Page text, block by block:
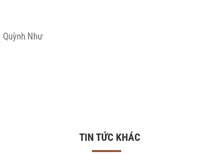
Quỳnh Như
TIN TỨC KHÁC